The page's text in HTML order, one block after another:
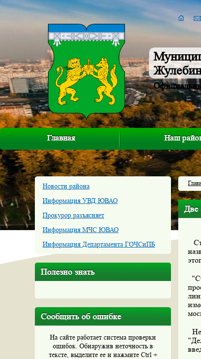
Главная Наш
Новости района
Информация УВД ЮВАО
Прокурор разъясняет
Информация МЧС ЮВАО
Информация Департамента ГОЧСиПБ
Полезно знать
Сообщить об ошибке
На сайте работает система проверки
ошибок. Обнаружив неточность в
тексте, выделите ее и нажмите Ctrl +
Две